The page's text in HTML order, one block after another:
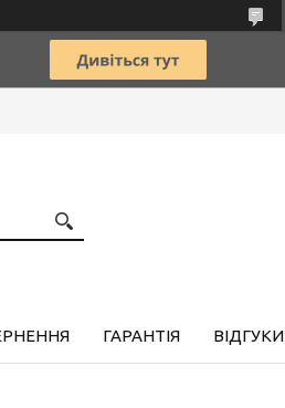
ГАРАНТІЯ ВІДГУКИ